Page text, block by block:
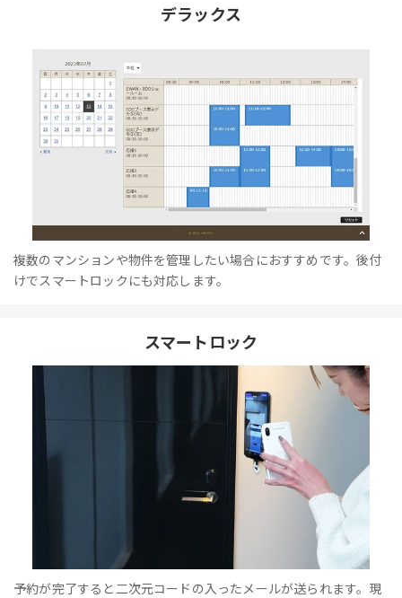
デラックス
複数のマンションや物件を管理したい場合におすすめです。後付
けでスマートロックにも対応します。
スマートロック
予約が完了すると二次元コードの入ったメールが送られます。現